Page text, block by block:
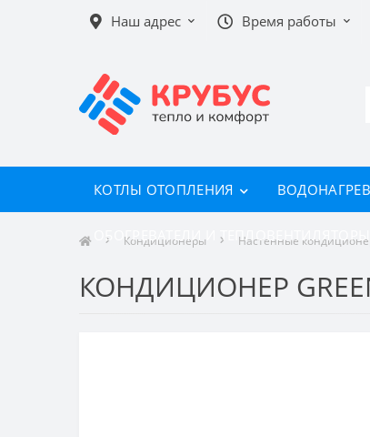
Наш адрес Время работы
КОТЛЫ ОТОПЛЕНИЯ
ОБОГРЕВАТЕЛИ И ТЕПЛОВЕНТИЛЯТОРЫ
Кондиционеры Настенные
КОНДИЦИОНЕР